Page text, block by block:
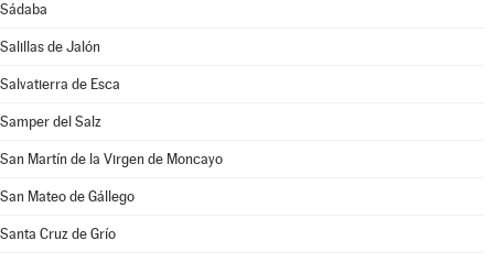
Sádaba
Salillas de Jalón
Salvatierra de Esca
Samper del Salz
San Martín de la Virgen de Moncayo
San Mateo de Gállego
Santa Cruz de Grío